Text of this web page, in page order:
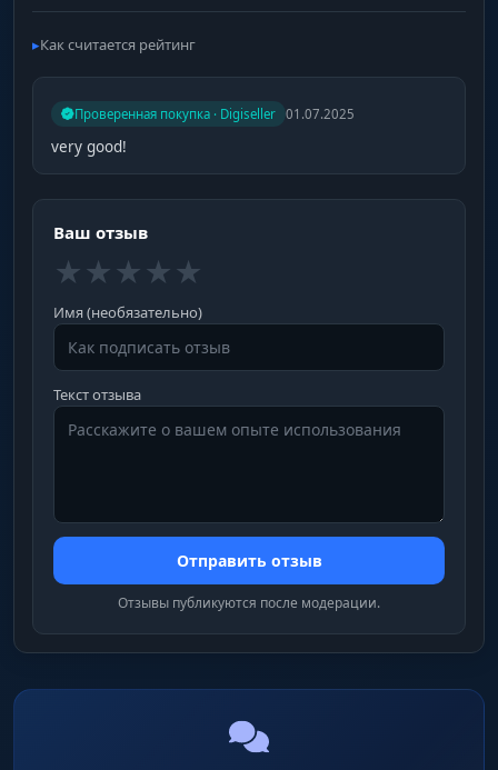
Как считается рейтинг
Проверенная покупка · Digiseller 01.07.2025
very good!
Ваш отзыв
★★★★★
Имя (необязательно)
Текст отзыва
Отправить отзыв
Отзывы публикуются после модерации.